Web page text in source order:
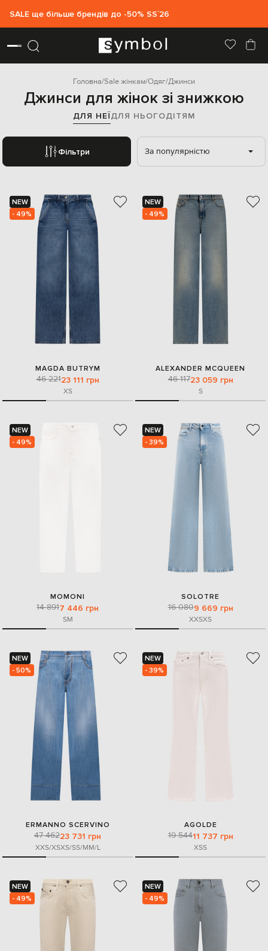
SALE ще більше брендів до -50% SS`26
Головна Sale жінкам Одяг Джинси
Джинси для жінок зі знижкою
ДЛЯ НЕЇДЛЯ НЬОГОДІТЯМ
Фільтри За популярністю
NEW
- 49%
MAGDA BUTRYM
46 22123 111 грн
XS
NEW
- 49%
ALEXANDER MCQUEEN
46 11723 059 грн
S
NEW
- 49%
MOMONI
14 8917 446 грн
SM
NEW
- 39%
SOLOTRE
16 0809 669 грн
XXSXS
NEW
- 50%
ERMANNO SCERVINO
47 46223 731 грн
XXS/XSXS/SS/MM/L
NEW
- 39%
AGOLDE
19 54411 737 грн
XSS
NEW
- 49%
NEW
- 49%